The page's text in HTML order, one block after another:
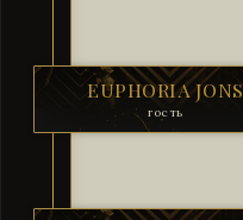
EUPHORIA JONS
гость